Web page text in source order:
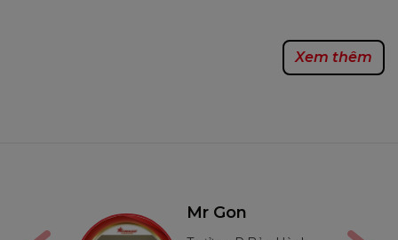
Xem thêm
Mr Thường